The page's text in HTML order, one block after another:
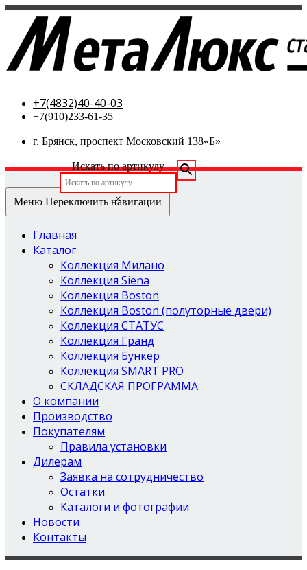
+7(4832)40-40-03
+7(910)233-61-35
г. Брянск, проспект Московский 138«Б»
Искать по артикулу
×
Меню Переключить навигации
Главная
Каталог
Коллекция Милано
Коллекция Siena
Коллекция Boston
Коллекция Boston (полуторные двери)
Коллекция СТАТУС
Коллекция Гранд
Коллекция Бункер
Коллекция SMART PRO
СКЛАДСКАЯ ПРОГРАММА
О компании
Производство
Покупателям
Правила установки
Дилерам
Заявка на сотрудничество
Остатки
Каталоги и фотографии
Новости
Контакты